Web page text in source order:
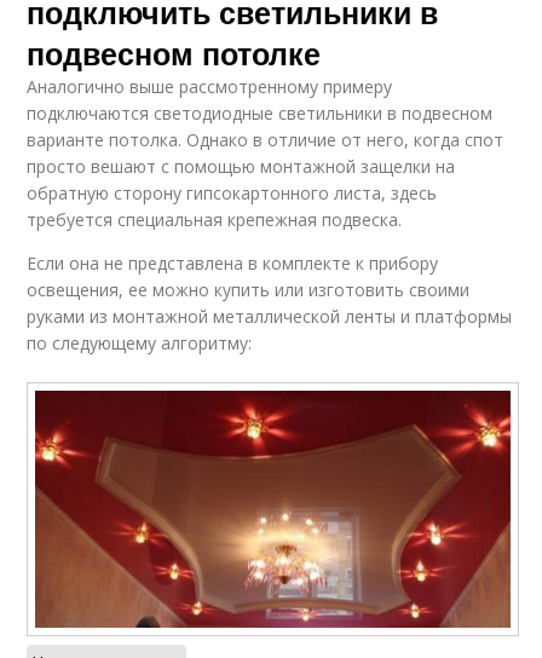
подключить светильники в
подвесном потолке
Аналогично выше рассмотренному примеру
подключаются светодиодные светильники в подвесном
варианте потолка. Однако в отличие от него, когда спот
просто вешают с помощью монтажной защелки на
обратную сторону гипсокартонного листа, здесь
требуется специальная крепежная подвеска.
Если она не представлена в комплекте к прибору
освещения, ее можно купить или изготовить своими
руками из монтажной металлической ленты и платформы
по следующему алгоритму: